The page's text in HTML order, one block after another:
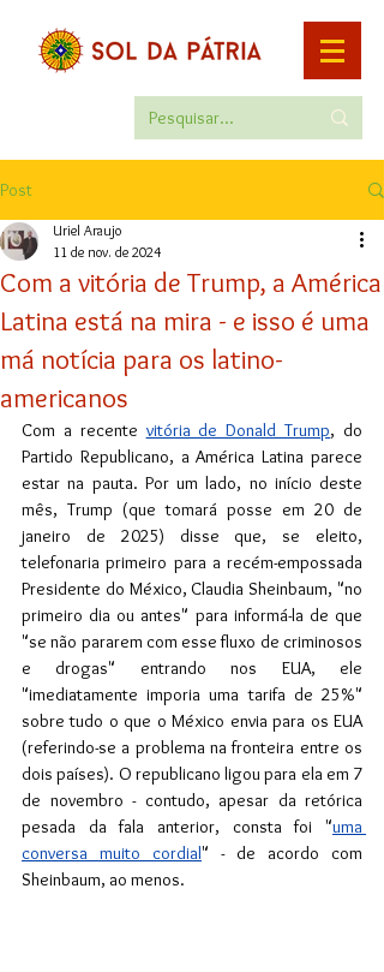
Post
Com a vitória de Trump, a América
Latina está na mira - e isso é uma
má notícia para os latino-
americanos
Uriel Araujo
11 de nov. de 2024
Com a recente vitória de Donald Trump, do
Partido Republicano, a América Latina parece
estar na pauta. Por um lado, no início deste
mês, Trump (que tomará posse em 20 de
janeiro de 2025) disse que, se eleito,
telefonaria primeiro para a recém-empossada
Presidente do México, Claudia Sheinbaum, "no
primeiro dia ou antes" para informá-la de que
"se não pararem com esse fluxo de criminosos
e drogas" entrando nos EUA, ele
"imediatamente imporia uma tarifa de 25%"
sobre tudo o que o México envia para os EUA
(referindo-se a problema na fronteira entre os
dois países). O republicano ligou para ela em 7
de novembro - contudo, apesar da retórica
pesada da fala anterior, consta foi "uma
conversa muito cordial" - de acordo com
Sheinbaum, ao menos.